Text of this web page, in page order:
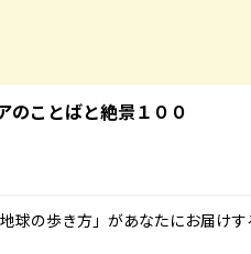
のことばと絶景１００
球の歩き方」があなたにお届け